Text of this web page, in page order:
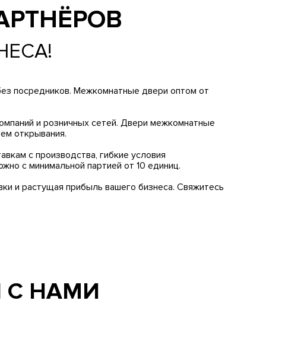
посредников. Межкомнатные двери оптом от
и розничных сетей. Двери межкомнатные
открывания.
с производства, гибкие условия
с минимальной партией от 10 единиц.
и растущая прибыль вашего бизнеса. Свяжитесь
С НАМИ